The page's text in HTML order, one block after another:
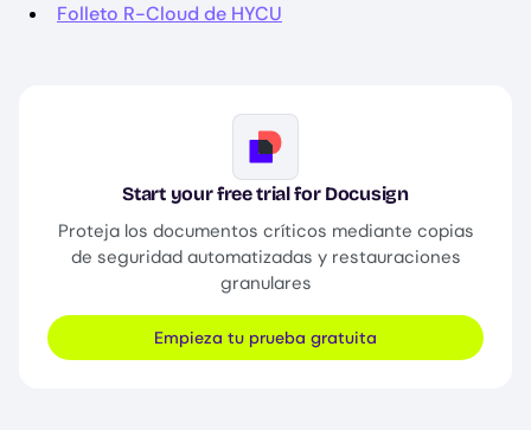
Folleto R-Cloud de HYCU
Image
Start your free trial for Docusign
Proteja los documentos críticos mediante copias
de seguridad automatizadas y restauraciones
granulares
Empieza tu prueba gratuita